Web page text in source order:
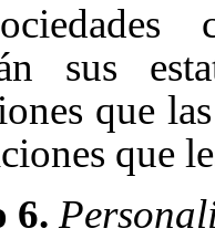
sus
que
que
6.